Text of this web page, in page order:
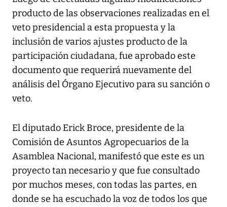
producto de las observaciones realizadas en el
veto presidencial a esta propuesta y la
inclusión de varios ajustes producto de la
participación ciudadana, fue aprobado este
documento que requerirá nuevamente del
análisis del Órgano Ejecutivo para su sanción o
veto.
El diputado Erick Broce, presidente de la
Comisión de Asuntos Agropecuarios de la
Asamblea Nacional, manifestó que este es un
proyecto tan necesario y que fue consultado
por muchos meses, con todas las partes, en
donde se ha escuchado la voz de todos los que